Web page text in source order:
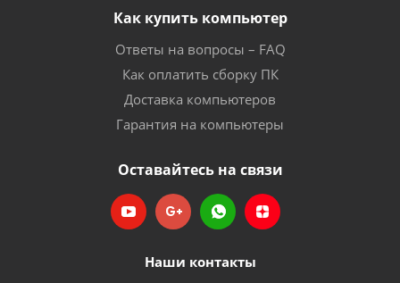
Как купить компьютер
Ответы на вопросы – FAQ
Как оплатить сборку ПК
Доставка компьютеров
Гарантия на компьютеры
Оставайтесь на связи
Наши контакты